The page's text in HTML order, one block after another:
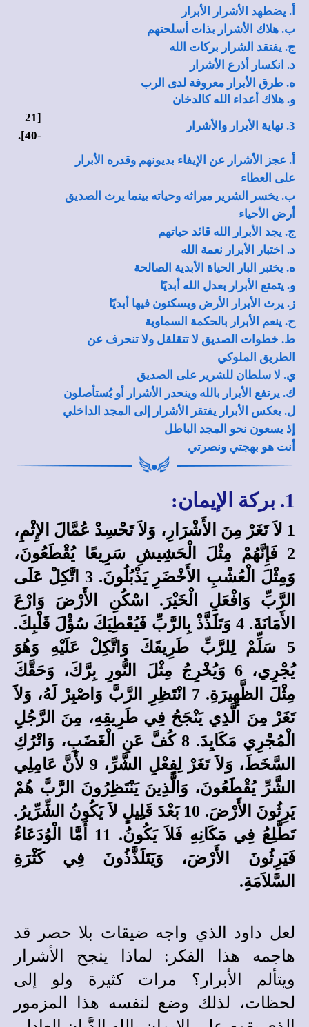
أ. يضطهد الأشرار الأبرار
ب. هلاك الأشرار بذات أسلحتهم
ج. يفتقد الشرار بركات الله
د. انكسار أذرع الأشرار
ه. طرق الأبرار معروفة لدى الرب
و. هلاك أعداء الله كالدخان
3. نهاية الأبرار والأشرار
[
21
-
40
].
أ. عجز الأشرار عن الإيفاء بديونهم وقدره الأبرار
على العطاء
ب. يخسر الشرير ميراثه وحياته بينما يرث الصديق
أرض الأحياء
ج. يجد الأبرار الله قائد حياتهم
د. اختبار الأبرار نعمة الله
ه. يختبر البار الحياة الأبدية الصالحة
و. يتمتع الأبرار بعدل الله أبديًا
ز. يرث الأبرار الأرض ويسكنون فيها أبديًا
ح. ينعم الأبرار بالحكمة السماوية
ط. خطوات الصديق لا تتقلقل ولا تنحرف عن
الطريق الملوكي
ي. لا سلطان للشرير على الصديق
ك. يرتفع الأبرار بالله وينحدر الأشرار أو يُستأصلون
ل. بعكس الأبرار يفتقر الأشرار إلى المجد الداخلي
إذ يسعون نحو المجد الباطل
أنت هو بهجتي ونصرتي
1. بركة الإيمان:
1 لاَ تَغَرْ مِنَ الأَشْرَارِ، وَلاَ تَحْسِدْ عُمَّالَ الإِثْمِ،
2 فَإِنَّهُمْ مِثْلَ الْحَشِيشِ سَرِيعًا يُقْطَعُونَ،
وَمِثْلَ الْعُشْبِ الأَخْضَرِ يَذْبُلُونَ. 3 اتَّكِلْ عَلَى
الرَّبِّ وَافْعَلِ الْخَيْرَ. اسْكُنِ الأَرْضَ وَارْعَ
الأَمَانَةَ. 4 وَتَلَذَّذْ بِالرَّبِّ فَيُعْطِيَكَ سُؤْلَ قَلْبِكَ.
5 سَلِّمْ لِلرَّبِّ طَرِيقَكَ وَاتَّكِلْ عَلَيْهِ وَهُوَ
يُجْرِي، 6 وَيُخْرِجُ مِثْلَ النُّورِ بِرَّكَ، وَحَقَّكَ
مِثْلَ الظَّهِيرَةِ. 7 انْتَظِرِ الرَّبَّ وَاصْبِرْ لَهُ، وَلاَ
تَغَرْ مِنَ الَّذِي يَنْجَحُ فِي طَرِيقِهِ، مِنَ الرَّجُلِ
الْمُجْرِي مَكَايِدَ. 8 كُفَّ عَنِ الْغَضَبِ، وَاتْرُكِ
السَّخَطَ، وَلاَ تَغَرْ لِفِعْلِ الشَّرِّ، 9 لأَنَّ عَامِلِي
الشَّرِّ يُقْطَعُونَ، وَالَّذِينَ يَنْتَظِرُونَ الرَّبَّ هُمْ
يَرِثُونَ الأَرْضَ. 10 بَعْدَ قَلِيلٍ لاَ يَكُونُ الشِّرِّيرُ.
تَطَّلِعُ فِي مَكَانِهِ فَلاَ يَكُونُ. 11 أَمَّا الْوُدَعَاءُ
فَيَرِثُونَ الأَرْضَ، وَيَتَلَذَّذُونَ فِي كَثْرَةِ
السَّلاَمَةِ.
لعل داود الذي واجه ضيقات بلا حصر قد
هاجمه هذا الفكر: لماذا ينجح الأشرار
ويتألم الأبرار؟ مرات كثيرة ولو إلى
لحظات، لذلك وضع لنفسه هذا المزمور